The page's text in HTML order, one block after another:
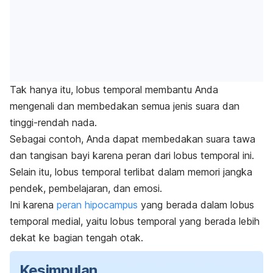
Tak hanya itu, lobus temporal membantu Anda
mengenali dan membedakan semua jenis suara dan
tinggi-rendah nada.
Sebagai contoh, Anda dapat membedakan suara tawa
dan tangisan bayi karena peran dari lobus temporal ini.
Selain itu, lobus temporal terlibat dalam memori jangka
pendek, pembelajaran, dan emosi.
Ini karena peran hipocampus yang berada dalam lobus
temporal medial, yaitu lobus temporal yang berada lebih
dekat ke bagian tengah otak.